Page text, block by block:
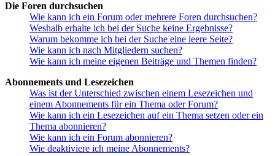
Die Foren durchsuchen
Wie kann ich ein Forum oder mehrere Foren durchsuchen?
Weshalb erhalte ich bei der Suche keine Ergebnisse?
Warum bekomme ich bei der Suche eine leere Seite?
Wie kann ich nach Mitgliedern suchen?
Wie kann ich meine eigenen Beiträge und Themen finden?
Abonnements und Lesezeichen
Was ist der Unterschied zwischen einem Lesezeichen und
einem Abonnements für ein Thema oder Forum?
Wie kann ich ein Lesezeichen auf ein Thema setzen oder ein
Thema abonnieren?
Wie kann ich ein Forum abonnieren?
Wie deaktiviere ich meine Abonnements?